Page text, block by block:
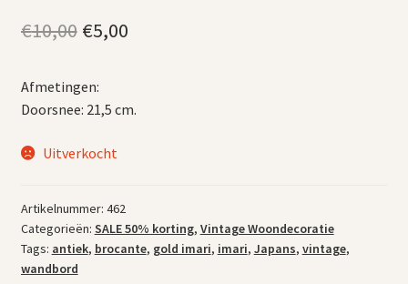
€10,00 Oorspronkelijke
was:
€5,00Huidige
Afmetingen:
Doorsnee: 21,5 cm.
Uitverkocht
Artikelnummer: 462
Categorieën: SALE 50% korting, Vintage Woondecoratie
Tags: antiek, brocante, gold imari, imari, Japans, vintage,
wandbord